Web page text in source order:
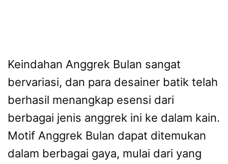
Keindahan Anggrek Bulan sangat
bervariasi, dan para desainer batik telah
berhasil menangkap esensi dari
berbagai jenis anggrek ini ke dalam kain.
Motif Anggrek Bulan dapat ditemukan
dalam berbagai gaya, mulai dari yang